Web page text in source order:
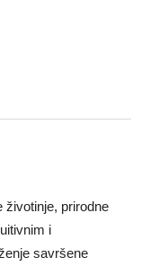
životinje, prirodne
i
savršene